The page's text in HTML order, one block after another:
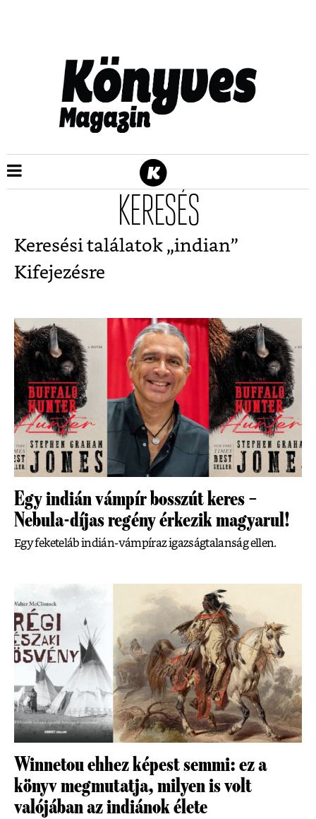
KERESÉS
Keresési találatok „indian”
Kifejezésre
Egy indián vámpír bosszút keres –
Nebula-díjas regény érkezik magyarul!
Egy feketeláb indián-vámpíraz igazságtalanság ellen.
Winnetou ehhez képest semmi: ez a
könyv megmutatja, milyen is volt
valójában az indiánok élete